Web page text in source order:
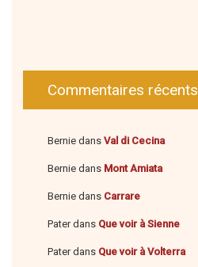
Commentaires récents
Bernie dans Val di Cecina
Bernie dans Mont Amiata
Bernie dans Carrare
Paterdans Que voir à Sienne
Paterdans Que voir à Volterra